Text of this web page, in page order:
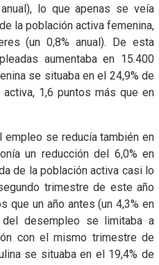
lo que apenas se veía
la población activa femenina,
(un 0,8% anual). De esta
aumentaba en 15.400
se situaba en el 24,9% de
1,6 puntos más que en
empleo se reducía también en
un reducción del 6,0% en
de la población activa casi lo
trimestre de este año
que un año antes (un 4,3% en
desempleo se limitaba a
con el mismo trimestre de
se situaba en el 19,4% de